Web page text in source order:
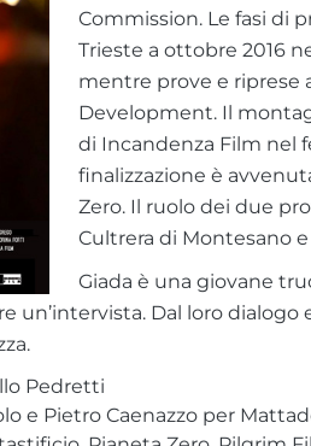
Commission. Le fasi di
Trieste a ottobre 2016
mentre prove e riprese
Development. Il
di Incandenza Film nel
finalizzazione è
Zero. Il ruolo dei due
Cultrera di Montesano
Giada è una giovane
un’intervista. Dal loro
Pedretti
e Pietro Caenazzo per